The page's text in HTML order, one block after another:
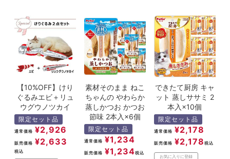
【10%OFF】けり
ぐるみエビ＋リュ
ウグウノツカイ
限定セット品
通常価格 ¥2,926
販売価格 ¥2,633
税込
素材そのまま ねこ
ちゃんの やわらか
蒸しかつお かつお
節味 2本入×6個
限定セット品
通常価格 ¥1,234
販売価格 ¥1,234税込
できたて厨房 キャ
ット 蒸しササミ 2
本入×10個
限定セット品
通常価格 ¥2,178
販売価格 ¥2,178 税込
お気に入りに登録